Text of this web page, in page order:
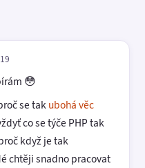
😳
se takubohá věc
co se týče PHP tak
když je tak
chtěji snadno pracovat